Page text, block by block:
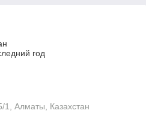
год
1, Алматы, Казахстан